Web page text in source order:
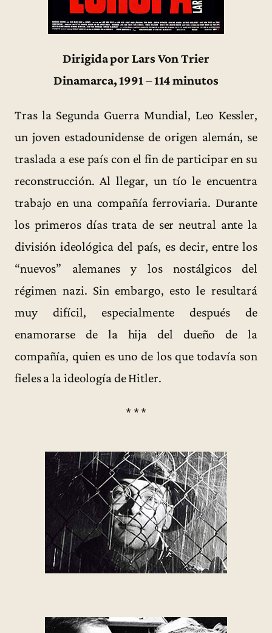
Dirigida por Lars Von Trier
Dinamarca, 1991 – 114 minutos
Tras la Segunda Guerra Mundial, Leo Kessler,
un joven estadounidense de origen alemán, se
traslada a ese país con el fin de participar en su
reconstrucción. Al llegar, un tío le encuentra
trabajo en una compañía ferroviaria. Durante
los primeros días trata de ser neutral ante la
división ideológica del país, es decir, entre los
“nuevos” alemanes y los nostálgicos del
régimen nazi. Sin embargo, esto le resultará
muy difícil, especialmente después de
enamorarse de la hija del dueño de la
compañía, quien es uno de los que todavía son
fieles a la ideología de Hitler.
* * *